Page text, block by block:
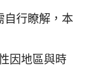
自行瞭解，本
因地區與時